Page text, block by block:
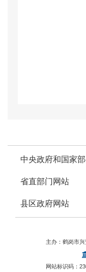
中央政府和国家
省直部门网站
县区政府网站
主办：鹤岗市
网站标识码：